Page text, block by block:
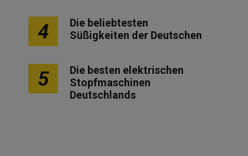
4
Die beliebtesten
Süßigkeiten der Deutschen
5
Die besten elektrischen
Stopfmaschinen
Deutschlands